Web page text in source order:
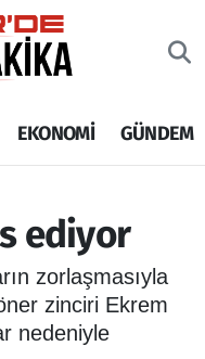
EKONOMİ GÜNDEM
ediyor
zorlaşmasıyla
zinciri Ekrem
nedeniyle